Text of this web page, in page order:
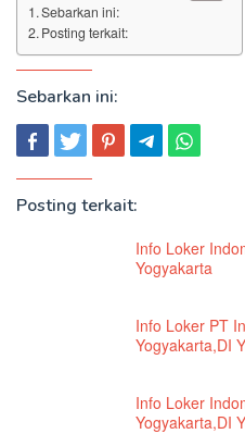
Sebarkan ini:
Posting terkait:
Sebarkan ini:
Posting terkait:
Info Loker
Yogyakarta
Info Loker PT
Yogyakarta,DI
Info Loker
Yogyakarta,DI